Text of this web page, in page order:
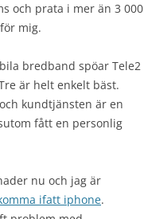
och prata i mer än 3 000
mig.
bredband spöar Tele2
är helt enkelt bäst.
kundtjänsten är en
fått en personlig
nu och jag är
ifatt iphone.